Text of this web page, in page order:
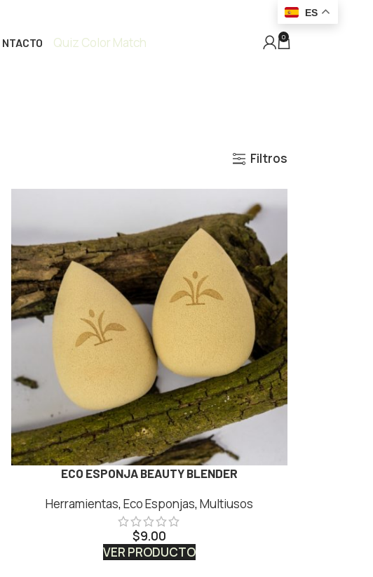
Quiz Color Match 0
Filtros
ECO ESPONJA BEAUTY BLENDER
Herramientas, Eco Esponjas, Multiusos
$9.00
VER PRODUCTO
ES